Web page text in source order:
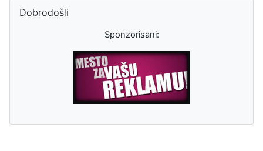
Dobrodošli
Sponzorisani: